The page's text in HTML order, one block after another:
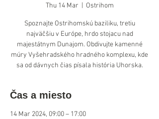
Thu 14 Mar Ostrihom
Spoznajte Ostrihomskú baziliku, tretiu
najväčšiu v Európe, hrdo stojacu nad
majestátnym Dunajom. Obdivujte kamenné
múry Vyšehradského hradného komplexu, kde
sa od dávnych čias písala história Uhorska.
Čas a miesto
14 Mar 2024, 09:00 – 17:00